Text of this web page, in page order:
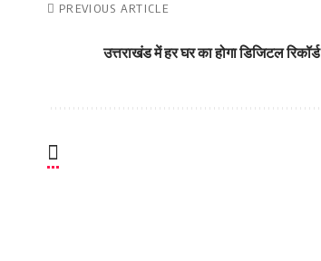
PREVIOUS ARTICLE
उत्तराखंड में हर घर का होगा डिजिटल रिकॉर्ड